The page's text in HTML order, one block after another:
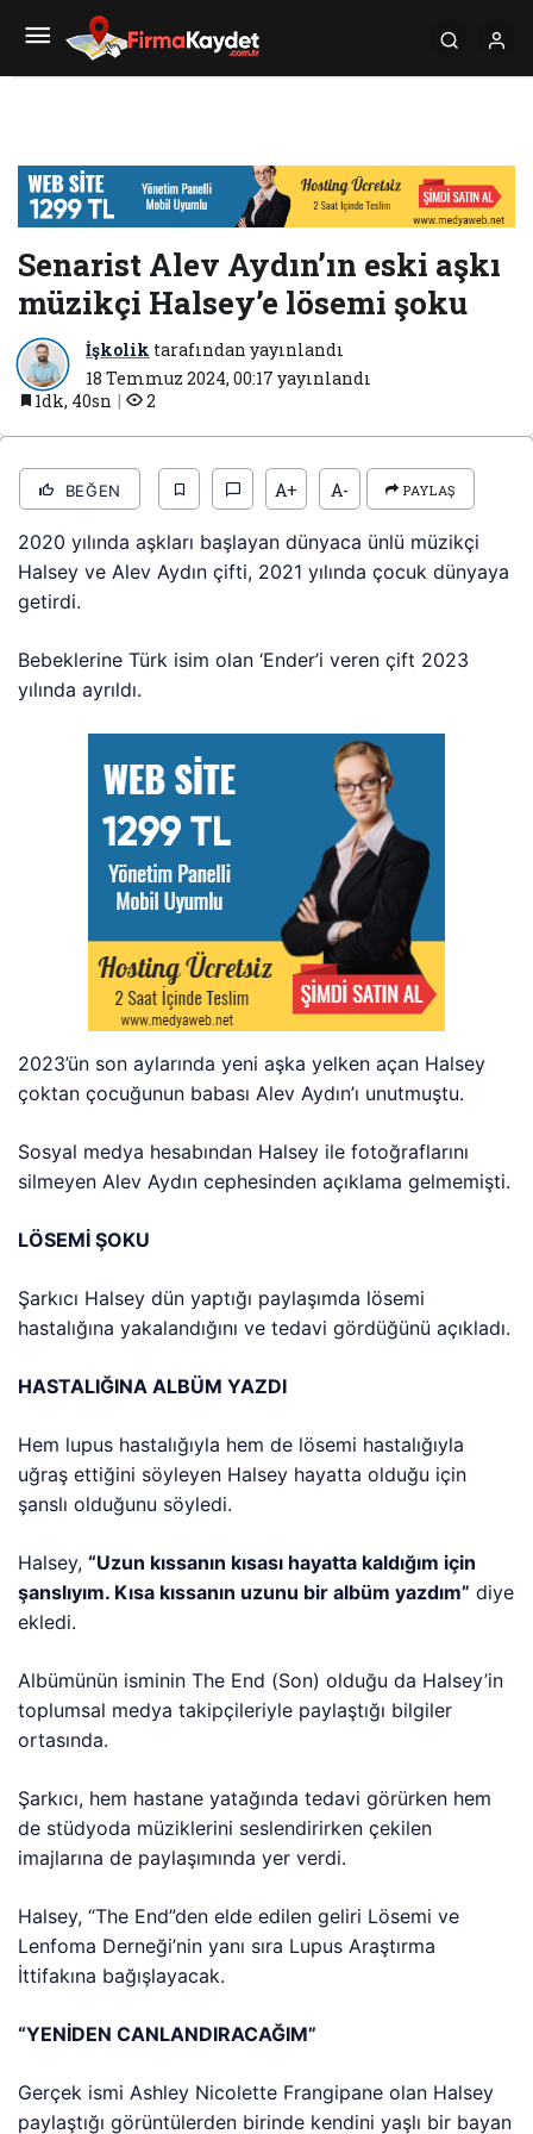
Senarist Alev Aydın’ın eski aşkı
müzikçi Halsey’e lösemi şoku
İşkolik tarafından yayınlandı
18 Temmuz 2024, 00:17 yayınlandı
1dk, 40sn
2
BEĞEN A+ A- PAYLAŞ
2020 yılında aşkları başlayan dünyaca ünlü müzikçi
Halsey ve Alev Aydın çifti, 2021 yılında çocuk dünyaya
getirdi.
Bebeklerine Türk isim olan ‘Ender’i veren çift 2023
yılında ayrıldı.
2023’ün son aylarında yeni aşka yelken açan Halsey
çoktan çocuğunun babası Alev Aydın’ı unutmuştu.
Sosyal medya hesabından Halsey ile fotoğraflarını
silmeyen Alev Aydın cephesinden açıklama gelmemişti.
LÖSEMİ ŞOKU
Şarkıcı Halsey dün yaptığı paylaşımda lösemi
hastalığına yakalandığını ve tedavi gördüğünü açıkladı.
HASTALIĞINA ALBÜM YAZDI
Hem lupus hastalığıyla hem de lösemi hastalığıyla
uğraş ettiğini söyleyen Halsey hayatta olduğu için
şanslı olduğunu söyledi.
Halsey,“Uzun kıssanın kısası hayatta kaldığım için
şanslıyım. Kısa kıssanın uzunu bir albüm yazdım” diye
ekledi.
Albümünün isminin The End (Son) olduğu da Halsey’in
toplumsal medya takipçileriyle paylaştığı bilgiler
ortasında.
Şarkıcı, hem hastane yatağında tedavi görürken hem
de stüdyoda müziklerini seslendirirken çekilen
imajlarına de paylaşımında yer verdi.
Halsey, “The End”den elde edilen geliri Lösemi ve
Lenfoma Derneği’nin yanı sıra Lupus Araştırma
İttifakına bağışlayacak.
“YENİDEN CANLANDIRACAĞIM”
Gerçek ismi Ashley Nicolette Frangipane olan Halsey
paylaştığı görüntülerden birinde kendini yaşlı bir bayan